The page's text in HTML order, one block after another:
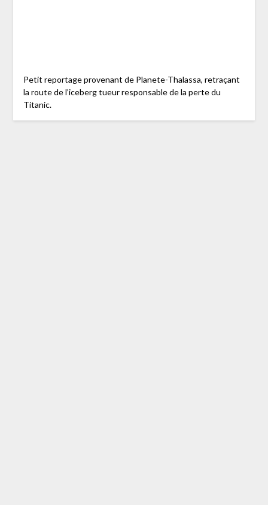
Petit reportage provenant de Planete-Thalassa, retraçant
la route de l’iceberg tueur responsable de la perte du
Titanic.